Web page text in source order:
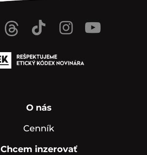
O nás
Cenník
Chcem inzerovať